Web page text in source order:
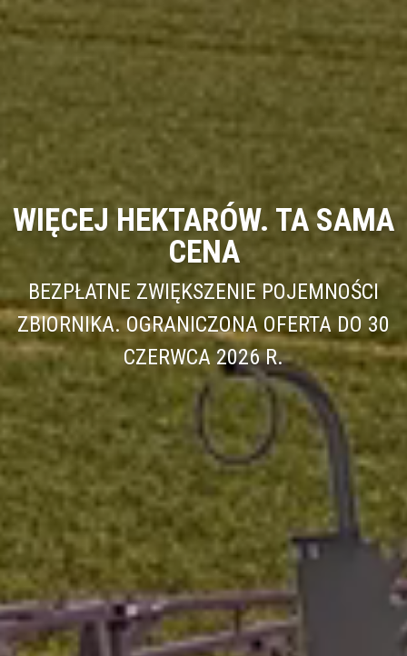
WIĘCEJ HEKTARÓW. TA SAMA
CENA
BEZPŁATNE ZWIĘKSZENIE POJEMNOŚCI
ZBIORNIKA. OGRANICZONA OFERTA DO 30
CZERWCA 2026 R.